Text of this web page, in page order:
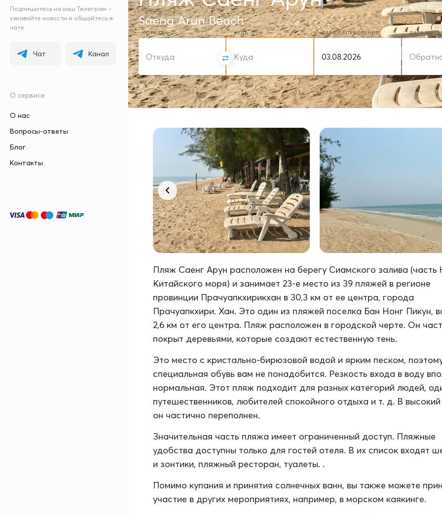
Подпишитесь на наш Телеграм –
узнавайте новости и общайтесь в
чате
Чат Канал
О сервисе
О нас
Вопросы-ответы
Блог
Контакты
Saeng Arun Beach
ОТКУДА КУДА ДАТА ОТПРАВЛЕНИЯ ДАТА
Пляж Саенг Арун расположен на берегу Сиамского залива
Китайского моря) и занимает 23-е место из 39 пляжей в регионе
провинции Прачуапкхирикхан в 30,3 км от ее центра, города
Прачуапкхири. Хан. Это один из пляжей поселка Бан Нонг Пикун,
2,6 км от его центра. Пляж расположен в городской черте. Он
покрыт деревьями, которые создают естественную тень.
Это место с кристально-бирюзовой водой и ярким песком,
специальная обувь вам не понадобится. Резкость входа в воду
нормальная. Этот пляж подходит для разных категорий людей,
путешественников, любителей спокойного отдыха и т. д. В
он частично переполнен.
Значительная часть пляжа имеет ограниченный доступ. Пляжные
удобства доступны только для гостей отеля. В их список входят
и зонтики, пляжный ресторан, туалеты. .
Помимо купания и принятия солнечных ванн, вы также можете
участие в других мероприятиях, например, в морском каякинге.